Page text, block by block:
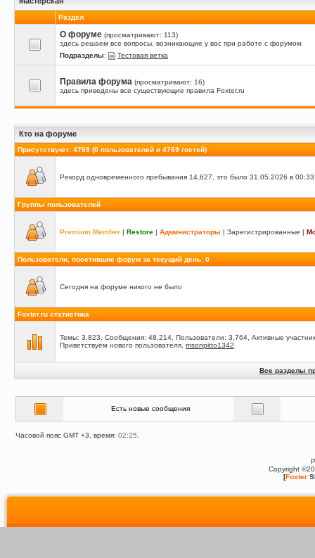
Раздел
О форуме (просматривают: 113)
здесь решаем все вопросы, возникающие у вас при работе с форумом
Подразделы: Тестовая ветка
Правила форума (просматривают: 16)
здесь приведены все существующие правила Foxter.ru
Кто на форуме
Присутствуют: 4769 (0 пользователей и 4769 гостей)
Рекорд одновременного пребывания 14,627, это было 31.05.2026 в
Группы пользователей
Premium Member | Restore | Администраторы | Зарегистрированные |
Пользователи, посетившие форум за текущий день: 0
Сегодня на форуме никого не было
Foxter.ru статистика
Темы: 3,823, Сообщения: 48,214, Пользователи: 3,764, Активные
Приветствуем нового пользователя, msonpitto1342
Все разделы
Есть новые сообщения
Часовой пояс GMT +3, время: 02:25
Copyright
[Foxter